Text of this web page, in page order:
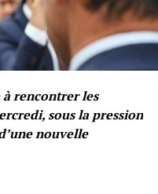
rencontrer les
sous la pression
nouvelle